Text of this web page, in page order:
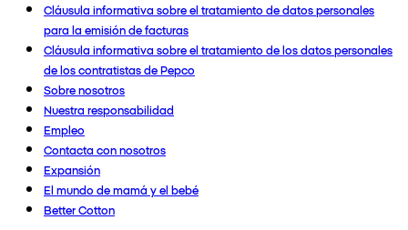
Cláusula informativa sobre el tratamiento de datos personales
para la emisión de facturas
Cláusula informativa sobre el tratamiento de los datos personales
de los contratistas de Pepco
Sobre nosotros
Nuestra responsabilidad
Empleo
Contacta con nosotros
Expansión
El mundo de mamá y el bebé
Better Cotton